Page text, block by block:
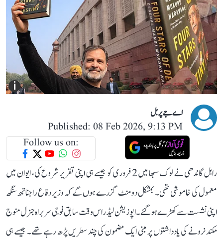
i
اے جے پربل
Published: 08 Feb 2026, 9:13 PM
Follow us on:
راہل گاندھی نے لوک سبھا میں 2 فروری کو جیسے ہی اپنی تقریر شروع کی، ایوان میں
معمول کی خاموشی تھی۔ بمشکل دو منٹ گزرے ہوں گے کہ وزیر دفاع راجناتھ سنگھ
اپنی نشست سے کھڑے ہو گئے۔ اپوزیشن لیڈر اس وقت سابق فوجی سربراہ جنرل منوج
مکند نرونے کی یادداشتوں پر مبنی ایک مضمون کی چند سطریں پڑھ رہے تھے۔ جیسے ہی